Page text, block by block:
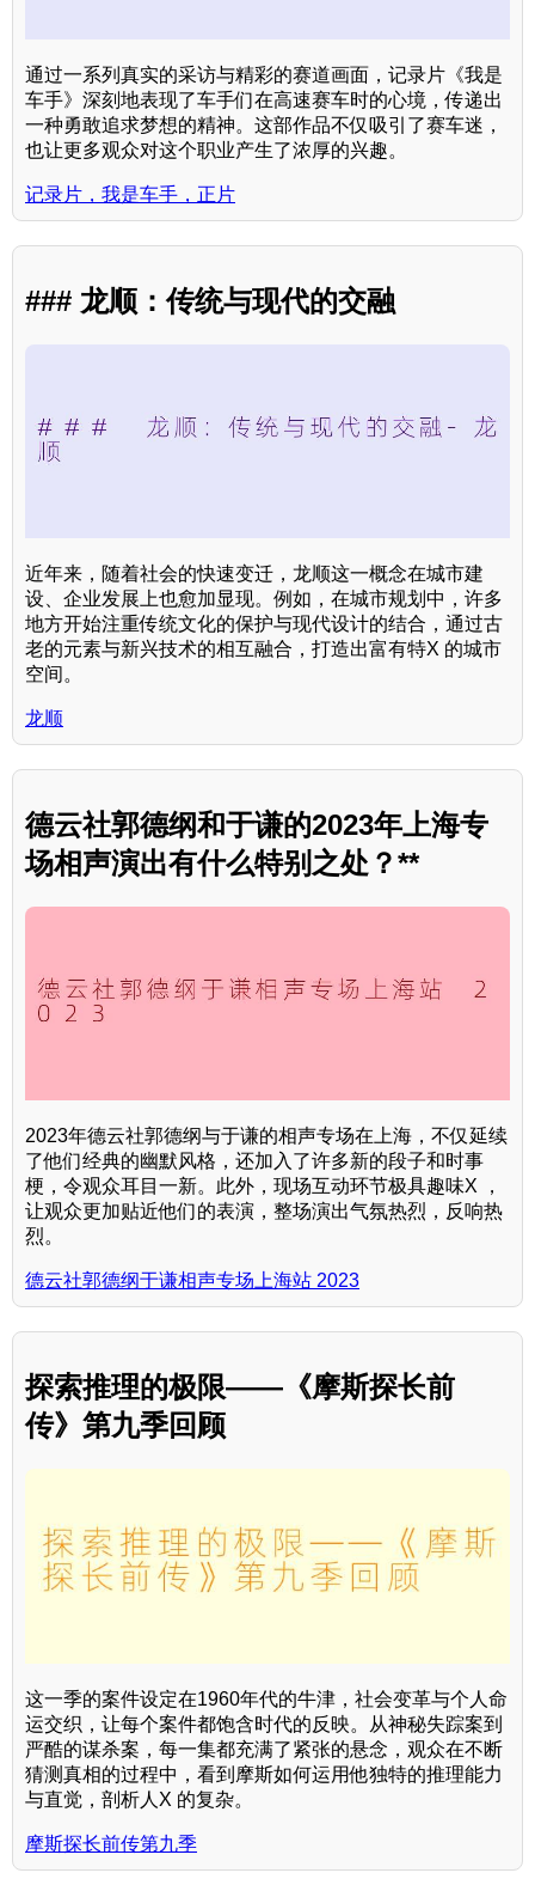
通过一系列真实的采访与精彩的赛道画面，记录片《我是
车手》深刻地表现了车手们在高速赛车时的心境，传递出
一种勇敢追求梦想的精神。这部作品不仅吸引了赛车迷，
也让更多观众对这个职业产生了浓厚的兴趣。
记录片，我是车手，正片
### 龙顺：传统与现代的交融
近年来，随着社会的快速变迁，龙顺这一概念在城市建
设、企业发展上也愈加显现。例如，在城市规划中，许多
地方开始注重传统文化的保护与现代设计的结合，通过古
老的元素与新兴技术的相互融合，打造出富有特X 的城市
空间。
龙顺
德云社郭德纲和于谦的2023年上海专
场相声演出有什么特别之处？**
2023年德云社郭德纲与于谦的相声专场在上海，不仅延续
了他们经典的幽默风格，还加入了许多新的段子和时事
梗，令观众耳目一新。此外，现场互动环节极具趣味X ，
让观众更加贴近他们的表演，整场演出气氛热烈，反响热
烈。
德云社郭德纲于谦相声专场上海站 2023
探索推理的极限——《摩斯探长前
传》第九季回顾
这一季的案件设定在1960年代的牛津，社会变革与个人命
运交织，让每个案件都饱含时代的反映。从神秘失踪案到
严酷的谋杀案，每一集都充满了紧张的悬念，观众在不断
猜测真相的过程中，看到摩斯如何运用他独特的推理能力
与直觉，剖析人X 的复杂。
摩斯探长前传第九季